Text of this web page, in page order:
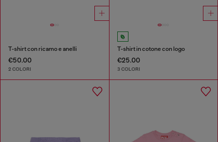
T-shirt con ricamo e anelli
€50.00
2 COLORI
T-shirt in cotone con logo
€25.00
3 COLORI